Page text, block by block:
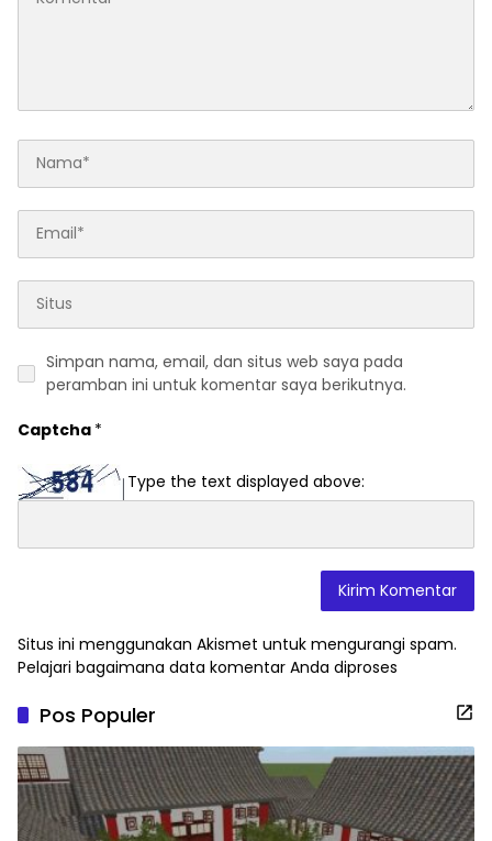
Simpan nama, email, dan situs web saya pada
peramban ini untuk komentar saya berikutnya.
Captcha *
Type the text displayed above:
Situs ini menggunakan Akismet untuk mengurangi spam.
Pelajari bagaimana data komentar Anda diproses
Pos Populer